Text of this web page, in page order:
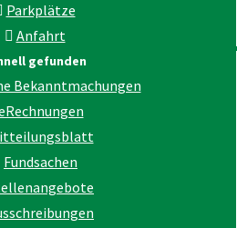
Parkplätze
Anfahrt
gefunden
Bekanntmachungen
Fundsachen